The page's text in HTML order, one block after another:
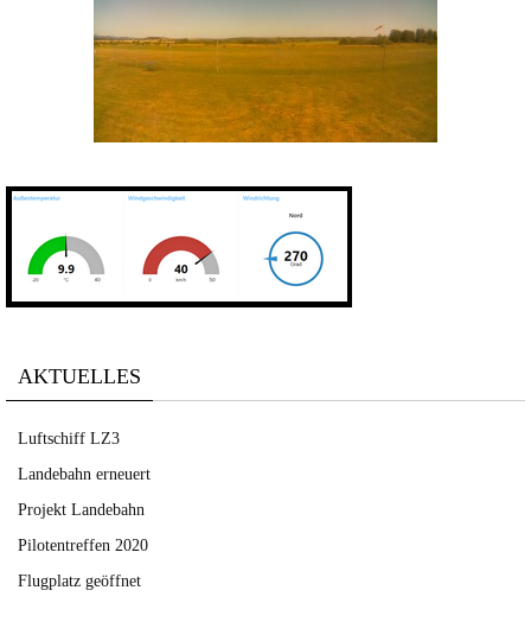
AKTUELLES
Luftschiff LZ3
Landebahn erneuert
Projekt Landebahn
Pilotentreffen 2020
Flugplatz geöffnet